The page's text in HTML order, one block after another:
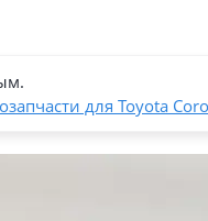
для Toyota